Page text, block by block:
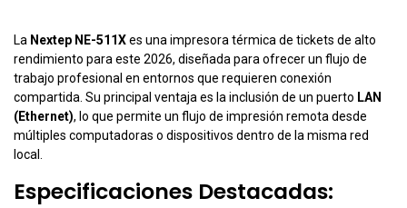
La Nextep NE-511Xes una impresora térmica de tickets de alto
rendimiento para este 2026, diseñada para ofrecer un flujo de
trabajo profesional en entornos que requieren conexión
compartida. Su principal ventaja es la inclusión de un puerto LAN
(Ethernet), lo que permite un flujo de impresión remota desde
múltiples computadoras o dispositivos dentro de la misma red
local.
Especificaciones Destacadas: